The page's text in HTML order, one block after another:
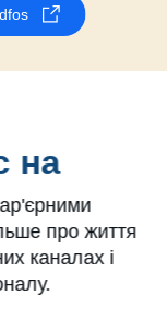
на
про життя
каналах і